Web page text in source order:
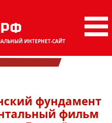
ИНТЕРНЕТ-САЙТ
фундамент
фильм